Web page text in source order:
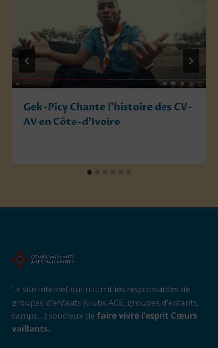
Gek-Picy Chante l’histoire des CV-
AV en Côte-d’Ivoire
Le site internet qui nourrit les responsables de
groupes d’enfants (clubs ACE, groupes d’enfants,
camps…) soucieux de faire vivre l’esprit Cœurs
vaillants.